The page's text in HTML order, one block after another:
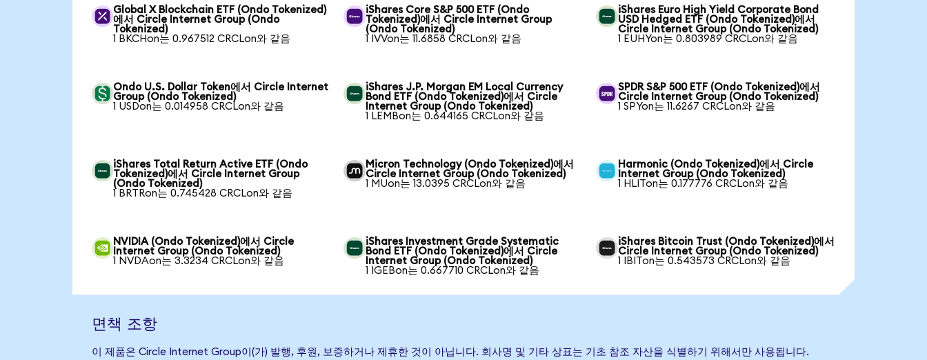
Global X Blockchain ETF (Ondo Tokenized)
에서 Circle Internet Group (Ondo
Tokenized)
1 BKCHon는 0.967512 CRCLon와 같음
iShares Core S&P 500 ETF (Ondo
Tokenized)에서 Circle Internet Group
(Ondo Tokenized)
1 IVVon는 11.6858 CRCLon와 같음
iShares Euro High Yield Corporate Bond
USD Hedged ETF (Ondo Tokenized)에서
Circle Internet Group (Ondo Tokenized)
1 EUHYon는 0.803989 CRCLon와 같음
Ondo U.S. Dollar Token에서 Circle Internet
Group (Ondo Tokenized)
1 USDon는 0.014958 CRCLon와 같음
iShares J.P. Morgan EM Local Currency
Bond ETF (Ondo Tokenized)에서 Circle
Internet Group (Ondo Tokenized)
1 LEMBon는 0.644165 CRCLon와 같음
SPDR S&P 500 ETF (Ondo Tokenized)에서
Circle Internet Group (Ondo Tokenized)
1 SPYon는 11.6267 CRCLon와 같음
iShares Total Return Active ETF (Ondo
Tokenized)에서 Circle Internet Group
(Ondo Tokenized)
1 BRTRon는 0.745428 CRCLon와 같음
Micron Technology (Ondo Tokenized)에서
Circle Internet Group (Ondo Tokenized)
1 MUon는 13.0395 CRCLon와 같음
Harmonic (Ondo Tokenized)에서 Circle
Internet Group (Ondo Tokenized)
1 HLITon는 0.177776 CRCLon와 같음
NVIDIA (Ondo Tokenized)에서 Circle
Internet Group (Ondo Tokenized)
1 NVDAon는 3.3234 CRCLon와 같음
iShares Investment Grade Systematic
Bond ETF (Ondo Tokenized)에서 Circle
Internet Group (Ondo Tokenized)
1 IGEBon는 0.667710 CRCLon와 같음
iShares Bitcoin Trust (Ondo Tokenized)에서
Circle Internet Group (Ondo Tokenized)
1 IBITon는 0.543573 CRCLon와 같음
면책 조항
이 제품은 Circle Internet Group이(가) 발행, 후원, 보증하거나 제휴한 것이 아닙니다. 회사명 및 기타 상표는 기초 참조 자산을 식별하기 위해서만 사용됩니다.